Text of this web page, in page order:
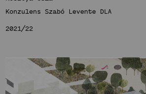
Konzulens Szabó Levente DLA
2021/22